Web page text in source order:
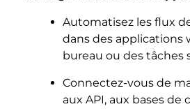
Automatisez les flux
dans des applications
bureau ou des tâches
Connectez-vous de
aux API, aux bases de